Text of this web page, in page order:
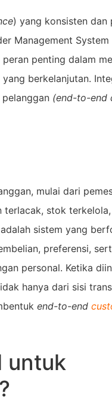
) yang konsisten dan
Management System
penting dalam
berkelanjutan.
pelanggan (end-to-end
mulai dari
terlacak, stok
sistem yang
preferensi,
personal. Ketika
hanya dari sisi
end-to-end
untuk